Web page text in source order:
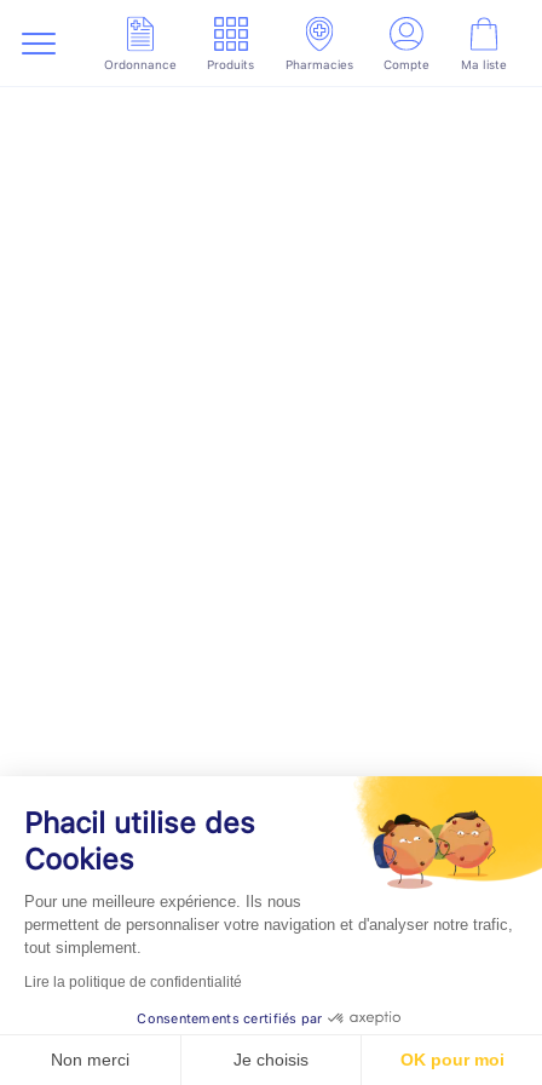
Ordonnance Produits Pharmacies Compte Ma liste
Phacil utilise des
Cookies
Pour une meilleure expérience. Ils nous
permettent de personnaliser votre navigation et d'analyser notre trafic,
tout simplement.
Lire la politique de confidentialité
Consentements certifiés par
Non merci Je choisis OK pour moi